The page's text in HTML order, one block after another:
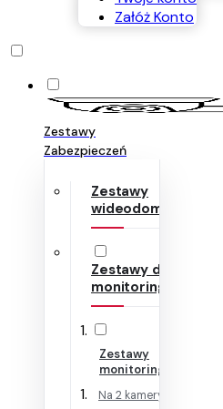
Załóż Konto
Zestawy
Zabezpieczeń
Zestawy
wideodomofonów
Zestawy do
monitoringu
Zestawy
monitoringu IP
Na 2 kamery